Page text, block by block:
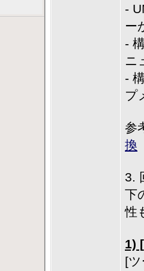
-
ー
-
ニ
-
プ
参
換
3.
下
性
1)
[